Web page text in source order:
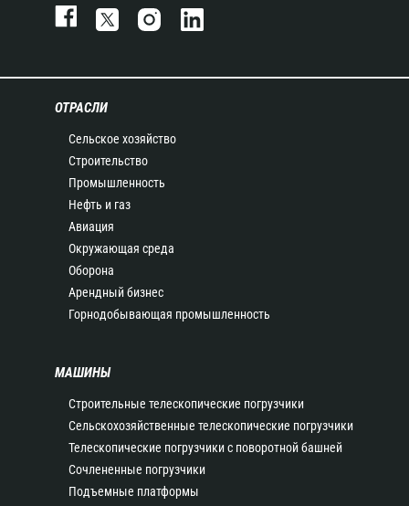
ОТРАСЛИ
Сельское хозяйство
Строительство
Промышленность
Нефть и газ
Авиация
Окружающая среда
Оборона
Арендный бизнес
Горнодобывающая промышленность
МАШИНЫ
Строительные телескопические погрузчики
Сельскохозяйственные телескопические погрузчики
Телескопические погрузчики с поворотной башней
Сочлененные погрузчики
Подъемные платформы